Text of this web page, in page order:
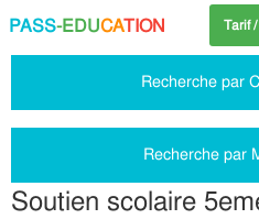
PASS-EDUCATION Tarif
Recherche par
Recherche par
Soutien scolaire